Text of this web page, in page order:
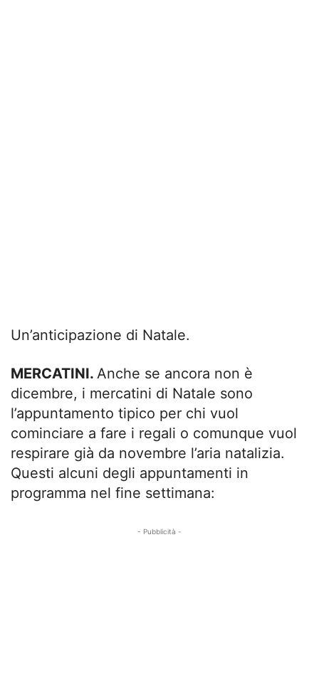
Un’anticipazione di Natale.
MERCATINI. Anche se ancora non è
dicembre, i mercatini di Natale sono
l’appuntamento tipico per chi vuol
cominciare a fare i regali o comunque vuol
respirare già da novembre l’aria natalizia.
Questi alcuni degli appuntamenti in
programma nel fine settimana:
- Pubblicità -